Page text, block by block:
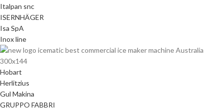
Italpan snc
ISERNHÄGER
Isa SpA
Inox line
Hobart
Herlitzius
Gul Makina
GRUPPO FABBRI